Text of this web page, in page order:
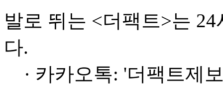
발로 뛰는 <더팩트>는
다.
· 카카오톡: '더팩트제